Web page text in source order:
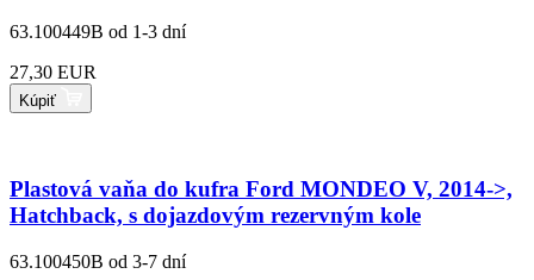
63.100449B od 1-3 dní
27,30 EUR
Kúpiť
Plastová vaňa do kufra Ford MONDEO V, 2014->,
Hatchback, s dojazdovým rezervným kole
63.100450B od 3-7 dní